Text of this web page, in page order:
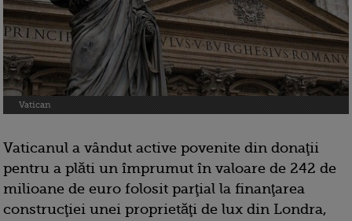
Vatican
Vaticanul a vândut active povenite din donaţii
pentru a plăti un împrumut în valoare de 242 de
milioane de euro folosit parţial la finanţarea
construcţiei unei proprietăţi de lux din Londra,